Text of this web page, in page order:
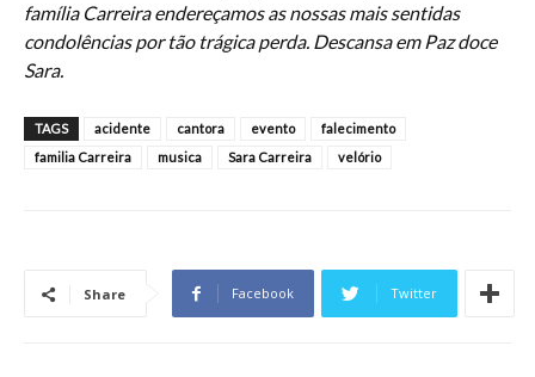
família Carreira endereçamos as nossas mais sentidas
condolências por tão trágica perda. Descansa em Paz doce
Sara.
TAGS acidente cantora evento
falecimento
familia Carreira
musica Sara Carreira velório
Share Facebook Twitter